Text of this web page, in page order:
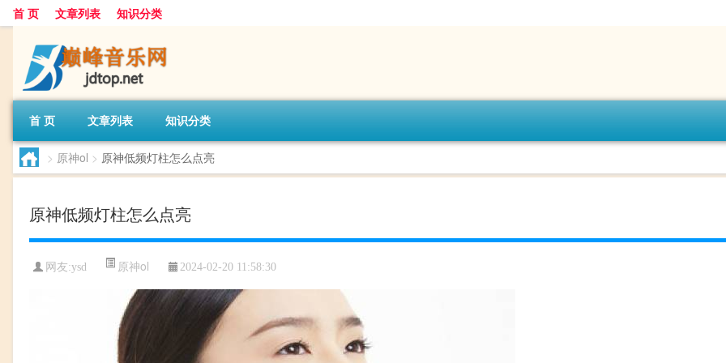
首 页 文章列表 知识分类
首 页 文章列表 知识分类
> 原神ol > 原神低频灯柱怎么点亮
原神低频灯柱怎么点亮
网友:ysd 原神ol 2024-02-20 11:58:30